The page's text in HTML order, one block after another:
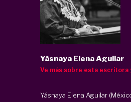
Yásnaya Elena Aguilar
Ve más sobre esta escritora
Yásnaya Elena Aguilar